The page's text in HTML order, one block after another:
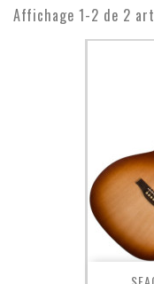
Affichage 1-2 de 2